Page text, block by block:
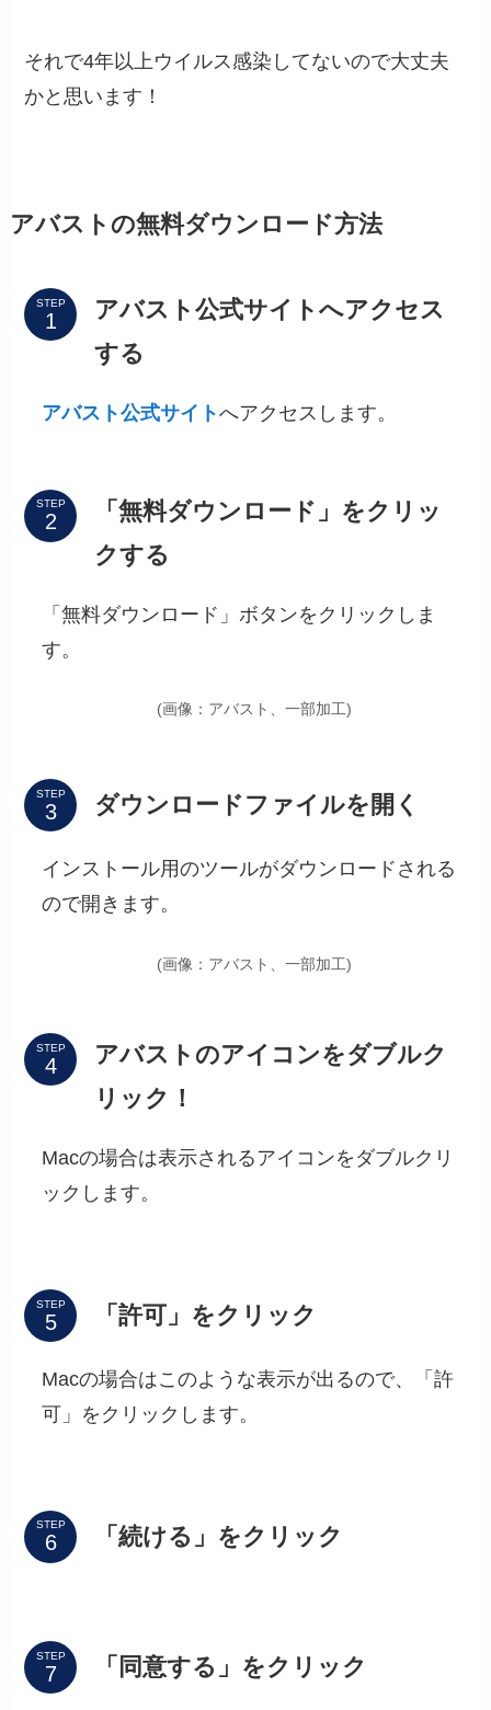
それで4年以上ウイルス感染してないので大丈夫
かと思います！
アバストの無料ダウンロード方法
STEP
アバスト公式サイトへアクセス
する
アバスト公式サイトへアクセスします。
STEP
「無料ダウンロード」をクリッ
クする
「無料ダウンロード」ボタンをクリックしま
す。
(画像：アバスト、一部加工)
STEP ダウンロードファイルを開く
インストール用のツールがダウンロードされる
ので開きます。
(画像：アバスト、一部加工)
STEP
アバストのアイコンをダブルク
リック！
Macの場合は表示されるアイコンをダブルクリ
ックします。
STEP 「許可」をクリック
Macの場合はこのような表示が出るので、「許
可」をクリックします。
STEP 「続ける」をクリック
STEP 「同意する」をクリック